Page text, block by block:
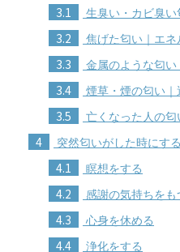
3.1 生臭い・カビ臭
3.2 焦げた匂い｜エ
3.3 金属のような匂
3.4 煙草・煙の匂い
3.5 亡くなった人の
4 突然匂いがした時にす
4.1 瞑想をする
4.2 感謝の気持ちをも
4.3 心身を休める
4.4 浄化をする